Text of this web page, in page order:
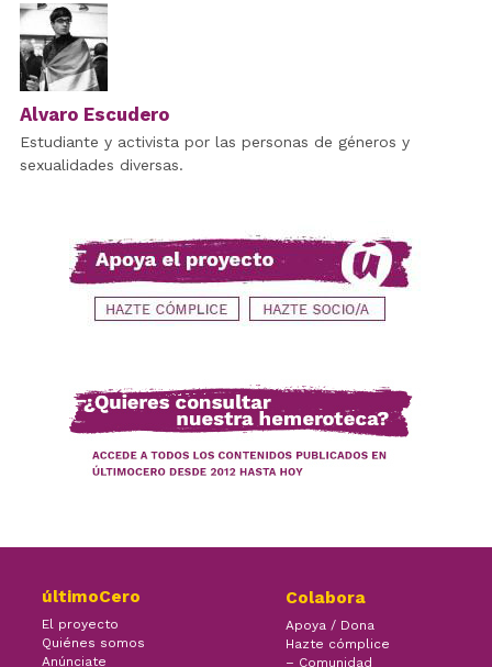
Alvaro Escudero
Estudiante y activista por las personas de géneros y
sexualidades diversas.
últimoCero
El proyecto
Quiénes somos
Anúnciate
Colabora
Apoya / Dona
Hazte cómplice
– Comunidad